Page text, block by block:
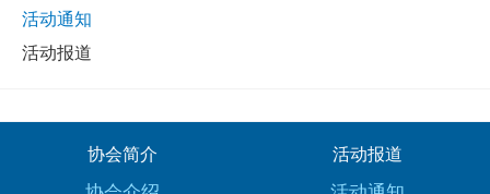
活动通知
活动报道
协会简介 活动报道